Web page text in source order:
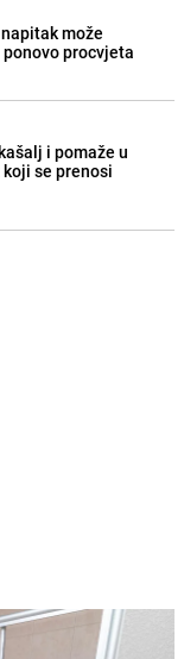
može
procvjeta
i pomaže u
se prenosi